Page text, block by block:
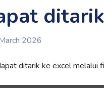
2026
ditarik ke excel melalui